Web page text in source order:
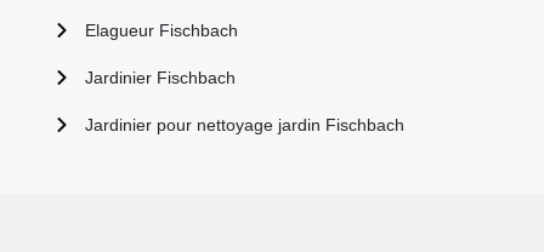
Elagueur Fischbach
Jardinier Fischbach
Jardinier pour nettoyage jardin Fischbach